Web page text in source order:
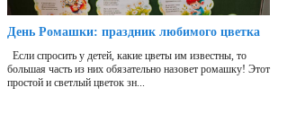
День Ромашки: праздник любимого цветка
Если спросить у детей, какие цветы им известны, то
большая часть из них обязательно назовет ромашку! Этот
простой и светлый цветок зн...